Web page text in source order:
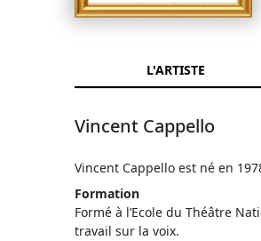
L'ARTISTE
Vincent Cappello
Vincent Cappello est né en
Formation
Formé à l’Ecole du Théâtre
travail sur la voix.